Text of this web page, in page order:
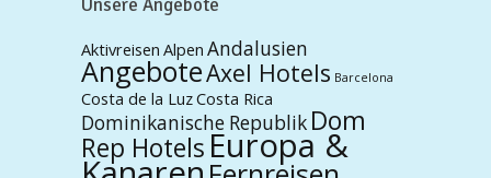
Aktivreisen Alpen Andalusien
AngeboteAxel Hotels Barcelona
Costa de la LuzCosta Rica
Dominikanische Republik Dom
Rep HotelsEuropa &